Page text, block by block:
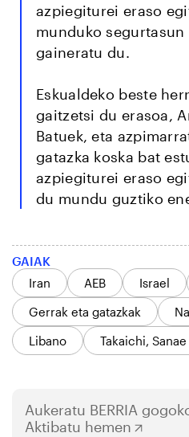
azpiegiturei eraso
munduko segurtasun
gaineratu du.
Eskualdeko beste
gaitzetsi du erasoa,
Batuek, eta
gatazka koska bat
azpiegiturei eraso
du mundu guztiko
GAIAK
Iran
AEB Israel
Gerrak eta gatazkak
Libano
Takaichi, Sanae
Aukeratu BERRIA
Aktibatu hemen